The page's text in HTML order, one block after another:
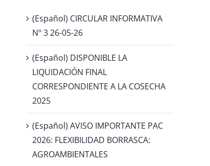
(Español) CIRCULAR INFORMATIVA
Nº 3 26-05-26
(Español) DISPONIBLE LA
LIQUIDACIÓN FINAL
CORRESPONDIENTE A LA COSECHA
2025
(Español) AVISO IMPORTANTE PAC
2026: FLEXIBILIDAD BORRASCA:
AGROAMBIENTALES